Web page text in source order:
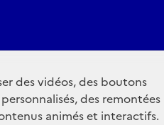
des vidéos, des boutons
des remontées
animés et interactifs.